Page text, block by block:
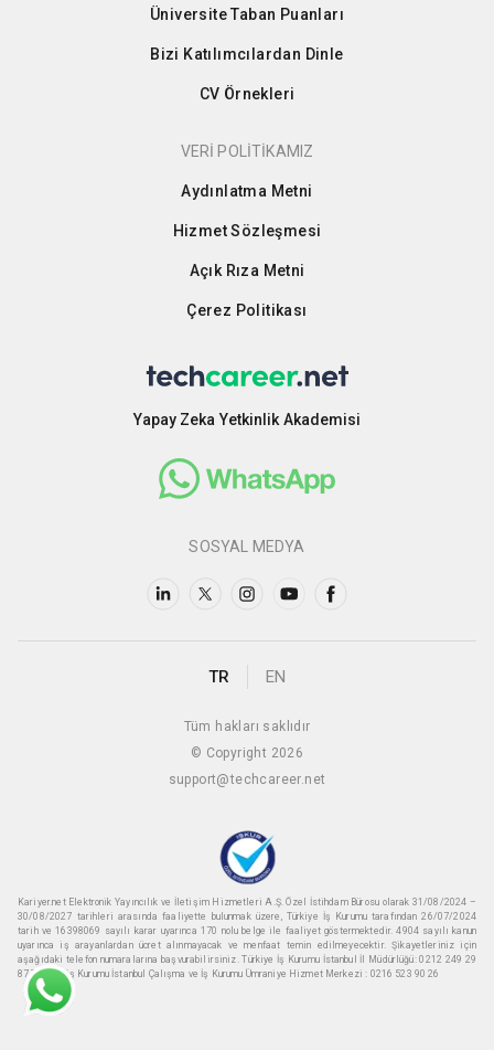
Üniversite Taban Puanları
Bizi Katılımcılardan Dinle
CV Örnekleri
VERİ POLİTİKAMIZ
Aydınlatma Metni
Hizmet Sözleşmesi
Açık Rıza Metni
Çerez Politikası
Yapay Zeka Yetkinlik Akademisi
SOSYAL MEDYA
TR EN
Tüm hakları saklıdır
© Copyright 2026
support@techcareer.net
Kariyer.net Elektronik Yayıncılık ve İletişim Hizmetleri A.Ş. Özel İstihdam Bürosu olarak 31/08/2024 –
30/08/2027 tarihleri arasında faaliyette bulunmak üzere, Türkiye İş Kurumu tarafından 26/07/2024
tarih ve 16398069 sayılı karar uyarınca 170 nolu belge ile faaliyet göstermektedir. 4904 sayılı kanun
uyarınca iş arayanlardan ücret alınmayacak ve menfaat temin edilmeyecektir. Şikayetleriniz için
aşağıdaki telefon numaralarına başvurabilirsiniz. Türkiye İş Kurumu İstanbul İl Müdürlüğü: 0212 249 29
87 Türkiye iş Kurumu İstanbul Çalışma ve İş Kurumu Ümraniye Hizmet Merkezi : 0216 523 90 26